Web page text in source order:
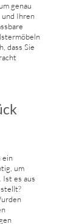
genau
und Ihren
dass Sie
ein
um
es aus